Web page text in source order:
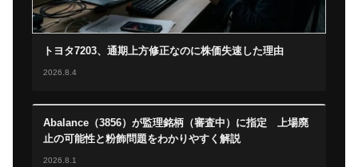
トヨタ7203、通期上方修正なのに株価失速した理由
2026.8.4
Abalance（3856）が監理銘柄（審査中）に指定 上場廃
止の可能性と粉飾問題をわかりやすく解説
2026.8.1